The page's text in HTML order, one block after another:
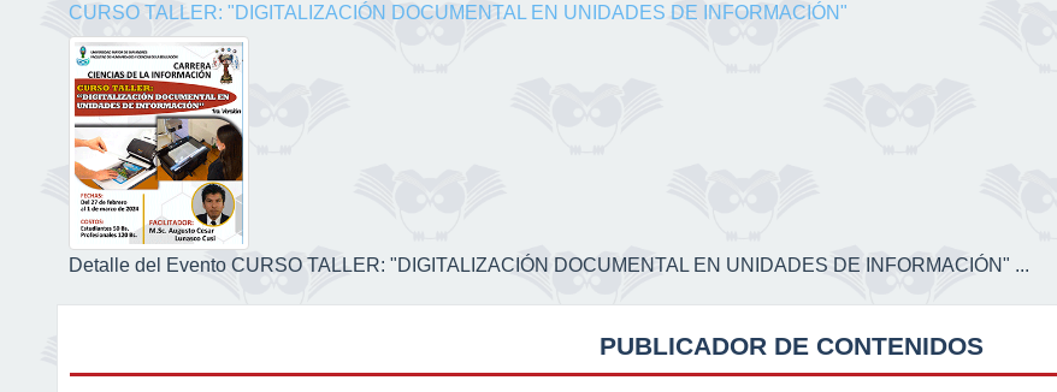
CURSO TALLER: "DIGITALIZACIÓN DOCUMENTAL EN UNIDADES DE INFORMACIÓN"
Detalle del Evento CURSO TALLER: "DIGITALIZACIÓN DOCUMENTAL EN UNIDADES DE INFORMACIÓN" ...
PUBLICADOR DE CONTENIDOS